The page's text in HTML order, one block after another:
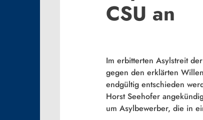
CSU an
Im erbitterten Asylstreit
gegen den erklärten
endgültig entschieden
Horst Seehofer
um Asylbewerber, die in